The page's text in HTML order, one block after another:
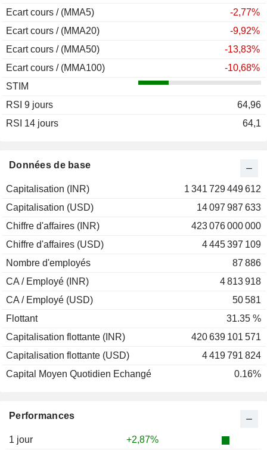
Performances
1 jour
+2,87%
Données de base
Capitalisation (INR)
1 341 729 449 612
Capitalisation (USD)
14 097 987 633
Chiffre d'affaires (INR)
423 076 000 000
Chiffre d'affaires (USD)
4 445 397 109
Nombre d'employés
87 886
CA / Employé (INR)
4 813 918
CA / Employé (USD)
50 581
Flottant
31.35 %
Capitalisation flottante (INR)
420 639 101 571
Capitalisation flottante (USD)
4 419 791 824
Capital Moyen Quotidien Echangé
0.16%
Ecart cours / (MMA5)
-2,77%
Ecart cours / (MMA20)
-9,92%
Ecart cours / (MMA50)
-13,83%
Ecart cours / (MMA100)
-10,68%
STIM
RSI 9 jours
64,96
RSI 14 jours
64,1